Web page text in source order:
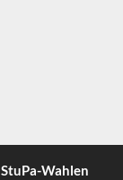
StuPa-Wahlen